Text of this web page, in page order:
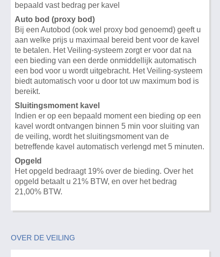
bepaald vast bedrag per kavel
Auto bod (proxy bod)
Bij een Autobod (ook wel proxy bod genoemd) geeft u
aan welke prijs u maximaal bereid bent voor de kavel
te betalen. Het Veiling-systeem zorgt er voor dat na
een bieding van een derde onmiddellijk automatisch
een bod voor u wordt uitgebracht. Het Veiling-systeem
biedt automatisch voor u door tot uw maximum bod is
bereikt.
Sluitingsmoment kavel
Indien er op een bepaald moment een bieding op een
kavel wordt ontvangen binnen 5 min voor sluiting van
de veiling, wordt het sluitingsmoment van de
betreffende kavel automatisch verlengd met 5 minuten.
Opgeld
Het opgeld bedraagt 19% over de bieding. Over het
opgeld betaalt u 21% BTW, en over het bedrag
21,00% BTW.
OVER DE VEILING